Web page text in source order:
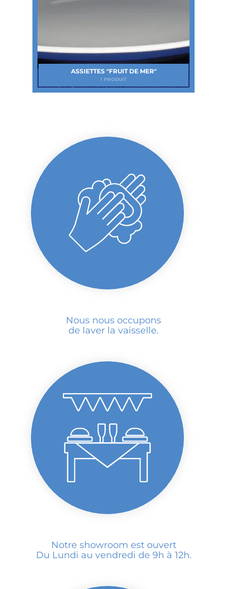
ASSIETTES "FRUIT DE MER"
1 PRODUIT
Nous nous occupons
de laver la vaisselle.
Notre showroom est ouvert
Du Lundi au vendredi de 9h à 12h.